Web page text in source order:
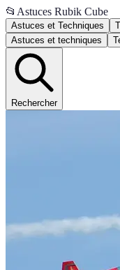
📂 Astuces Rubik Cube
Astuces et Techniques
Astuces et techniques
Rechercher